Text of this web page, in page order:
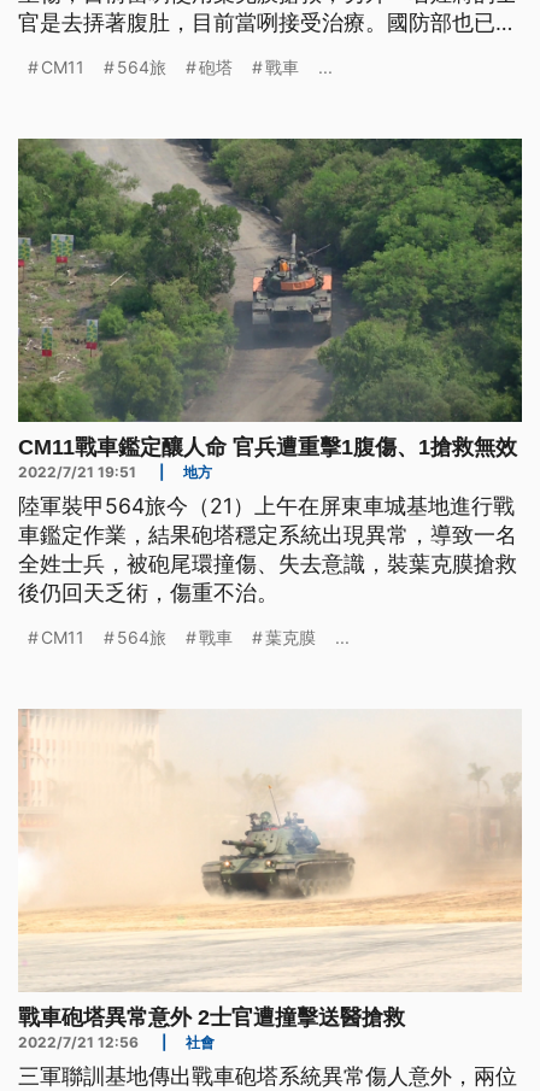
官是去挵著腹肚，目前當咧接受治療。國防部也已經
CM11 564旅 砲塔 戰車 ...
CM11戰車鑑定釀人命 官兵遭重擊1腹傷、1搶救無效
2022/7/21 19:51 地方
陸軍裝甲564旅今（21）上午在屏東車城基地進行戰
車鑑定作業，結果砲塔穩定系統出現異常，導致一名
全姓士兵，被砲尾環撞傷、失去意識，裝葉克膜搶救
後仍回天乏術，傷重不治。
CM11 564旅 戰車 葉克膜 ...
戰車砲塔異常意外 2士官遭撞擊送醫搶救
2022/7/21 12:56 社會
三軍聯訓基地傳出戰車砲塔系統異常傷人意外，兩位